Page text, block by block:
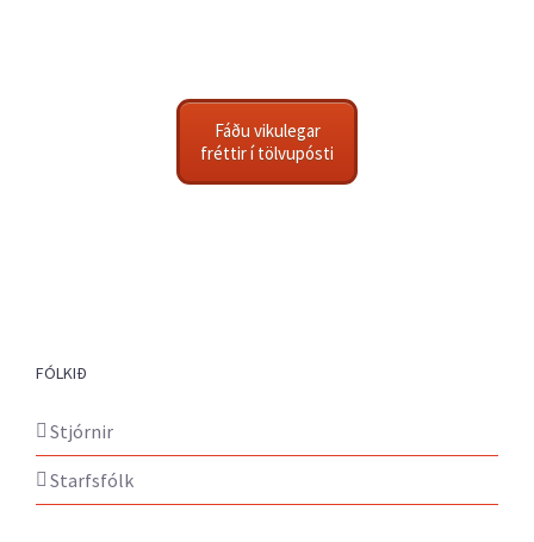
Fáðu vikulegar
fréttir í tölvupósti
FÓLKIÐ
Stjórnir
Starfsfólk